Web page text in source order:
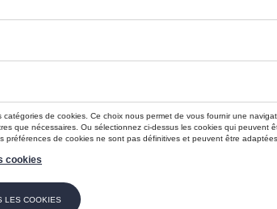
Ce produit n'est actuellement pas
Vérifiez la